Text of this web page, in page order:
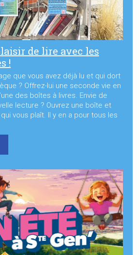
de lire avec les
!
que vous avez déjà lu et qui dort
? Offrez-lui une seconde vie en
des boîtes à livres. Envie de
lecture ? Ouvrez une boîte et
vous plaît. Il y en a pour tous les